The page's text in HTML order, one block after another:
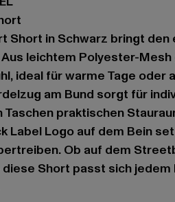
Short in Schwarz bringt den
Aus leichtem Polyester-
ideal für warme Tage oder
am Bund sorgt für
praktischen
Label Logo auf dem Bein
Ob auf dem
Short passt sich jedem